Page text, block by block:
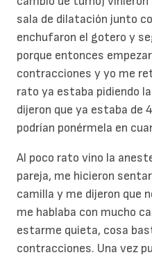
sala de dilatación junto
enchufaron el gotero y
porque entonces
contracciones y yo me
rato ya estaba pidiendo
dijeron que ya estaba de
podrían ponérmela en
Al poco rato vino la
pareja, me hicieron
camilla y me dijeron que
me hablaba con mucho
estarme quieta, cosa
contracciones. Una vez